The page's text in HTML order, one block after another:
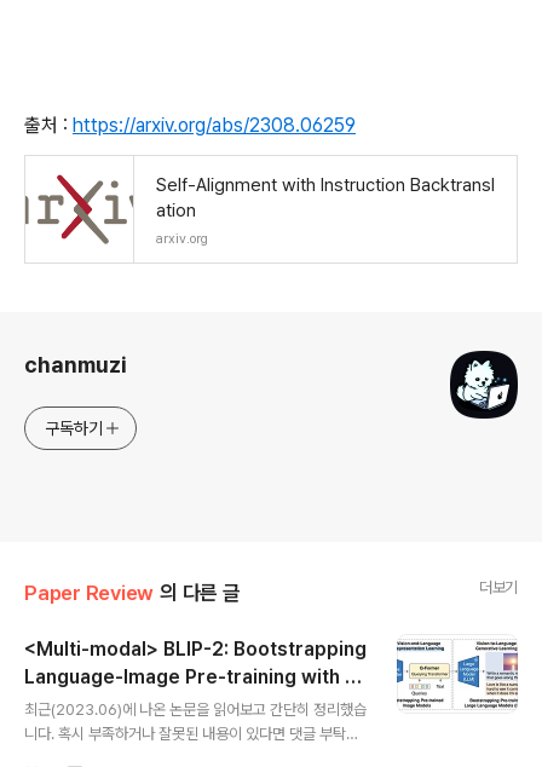
출처 : https://arxiv.org/abs/2308.06259
Self-Alignment with Instruction Backtransl
ation
arxiv.org
chanmuzi
구독하기
Paper Review 의 다른 글 더보기
<Multi-modal> BLIP-2: Bootstrapping
Language-Image Pre-training with Fr
ozen Image Encoders and Large Lan
guage Models
최근(2023.06)에 나온 논문을 읽어보고 간단히 정리했습
니다. 혹시 부족하거나 잘못된 내용이 있다면 댓글 부탁드